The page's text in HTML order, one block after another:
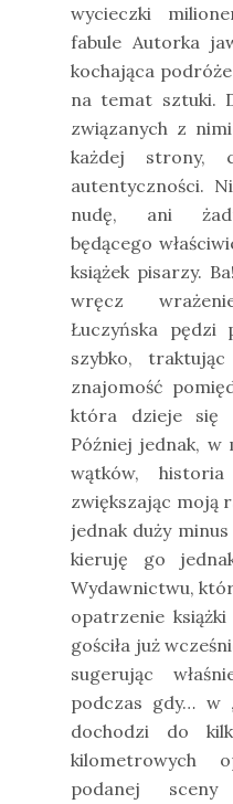
wycieczki
fabule Autorka
kochająca
na temat sztuki.
związanych z
każdej strony,
autentyczności.
nudę, ani
będącego
książek pisarzy.
wręcz
Łuczyńska pędzi
szybko,
znajomość
która dzieje się
Później jednak, w
wątków,
zwiększając moją
jednak duży
kieruję go
Wydawnictwu,
opatrzenie
gościła już
sugerując
podczas gdy… w
dochodzi do
kilometrowych
podanej sceny